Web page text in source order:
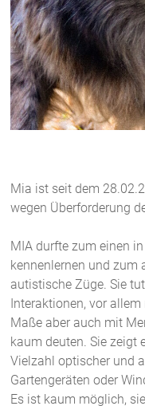
Mia ist seit dem
wegen Überforderung
MIA durfte zum einen
kennenlernen und zum
autistische Züge. Sie
Interaktionen, vor
Maße aber auch mit
kaum deuten. Sie zeigt
Vielzahl optischer und
Gartengeräten oder
Es ist kaum möglich,